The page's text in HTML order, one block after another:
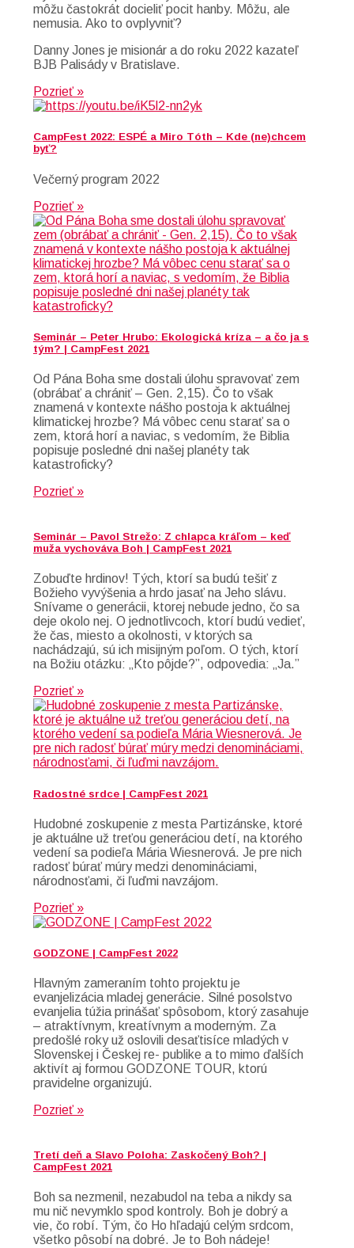
môžu častokrát docieliť pocit hanby. Môžu, ale
nemusia. Ako to ovplyvniť?
Danny Jones je misionár a do roku 2022 kazateľ
BJB Palisády v Bratislave.
Pozrieť »
CampFest 2022: ESPÉ a Miro Tóth – Kde (ne)chcem
byť?
Večerný program 2022
Pozrieť »
Seminár – Peter Hrubo: Ekologická kríza – a čo ja s
tým? | CampFest 2021
Od Pána Boha sme dostali úlohu spravovať zem
(obrábať a chrániť – Gen. 2,15). Čo to však
znamená v kontexte nášho postoja k aktuálnej
klimatickej hrozbe? Má vôbec cenu starať sa o
zem, ktorá horí a naviac, s vedomím, že Biblia
popisuje posledné dni našej planéty tak
katastroficky?
Pozrieť »
Seminár – Pavol Strežo: Z chlapca kráľom – keď
muža vychováva Boh | CampFest 2021
Zobuďte hrdinov! Tých, ktorí sa budú tešiť z
Božieho vyvýšenia a hrdo jasať na Jeho slávu.
Snívame o generácii, ktorej nebude jedno, čo sa
deje okolo nej. O jednotlivcoch, ktorí budú vedieť,
že čas, miesto a okolnosti, v ktorých sa
nachádzajú, sú ich misijným poľom. O tých, ktorí
na Božiu otázku: „Kto pôjde?”, odpovedia: „Ja.”
Pozrieť »
Radostné srdce | CampFest 2021
Hudobné zoskupenie z mesta Partizánske, ktoré
je aktuálne už treťou generáciou detí, na ktorého
vedení sa podieľa Mária Wiesnerová. Je pre nich
radosť búrať múry medzi denomináciami,
národnosťami, či ľuďmi navzájom.
Pozrieť »
GODZONE | CampFest 2022
Hlavným zameraním tohto projektu je
evanjelizácia mladej generácie. Silné posolstvo
evanjelia túžia prinášať spôsobom, ktorý zasahuje
– atraktívnym, kreatívnym a moderným. Za
predošlé roky už oslovili desaťtisíce mladých v
Slovenskej i Českej re- publike a to mimo ďalších
aktivít aj formou GODZONE TOUR, ktorú
pravidelne organizujú.
Pozrieť »
Tretí deň a Slavo Poloha: Zaskočený Boh? |
CampFest 2021
Boh sa nezmenil, nezabudol na teba a nikdy sa
mu nič nevymklo spod kontroly. Boh je dobrý a
vie, čo robí. Tým, čo Ho hľadajú celým srdcom,
všetko pôsobí na dobré. Je to Boh nádeje!